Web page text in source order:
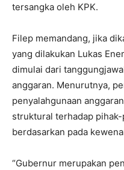
tersangka oleh KPK.
Filep memandang, jika
yang dilakukan Lukas
dimulai dari
anggaran. Menurutnya,
penyalahgunaan
struktural terhadap
berdasarkan pada
“Gubernur merupakan